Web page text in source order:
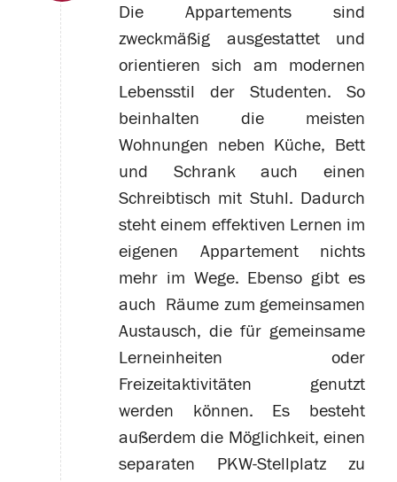
Die Appartements sind
zweckmäßig ausgestattet und
orientieren sich am modernen
Lebensstil der Studenten. So
beinhalten die meisten
Wohnungen neben Küche, Bett
und Schrank auch einen
Schreibtisch mit Stuhl. Dadurch
steht einem effektiven Lernen im
eigenen Appartement nichts
mehr im Wege. Ebenso gibt es
auch Räume zum gemeinsamen
Austausch, die für gemeinsame
Lerneinheiten oder
Freizeitaktivitäten genutzt
werden können. Es besteht
außerdem die Möglichkeit, einen
separaten PKW-Stellplatz zu